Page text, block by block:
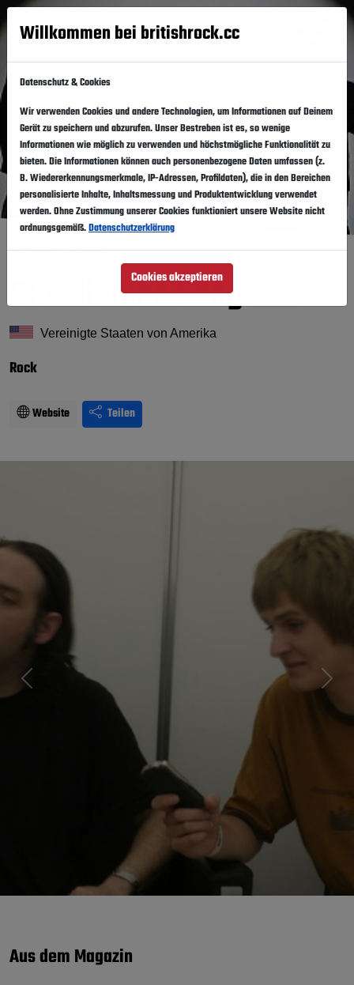
Menü
Startseite Künstler
Bloodhound Gang
Vereinigte Staaten von Amerika
Rock
Website Teilen
Previous Next
Aus dem Magazin
Willkommen bei britishrock.cc
Datenschutz & Cookies
Wir verwenden Cookies und andere Technologien, um Informationen auf Deinem
Gerät zu speichern und abzurufen. Unser Bestreben ist es, so wenige
Informationen wie möglich zu verwenden und höchstmögliche Funktionalität zu
bieten. Die Informationen können auch personenbezogene Daten umfassen (z.
B. Wiedererkennungsmerkmale, IP-Adressen, Profildaten), die in den Bereichen
personalisierte Inhalte, Inhaltsmessung und Produktentwicklung verwendet
werden. Ohne Zustimmung unserer Cookies funktioniert unsere Website nicht
ordnungsgemäß.Datenschutzerklärung
Cookies akzeptieren